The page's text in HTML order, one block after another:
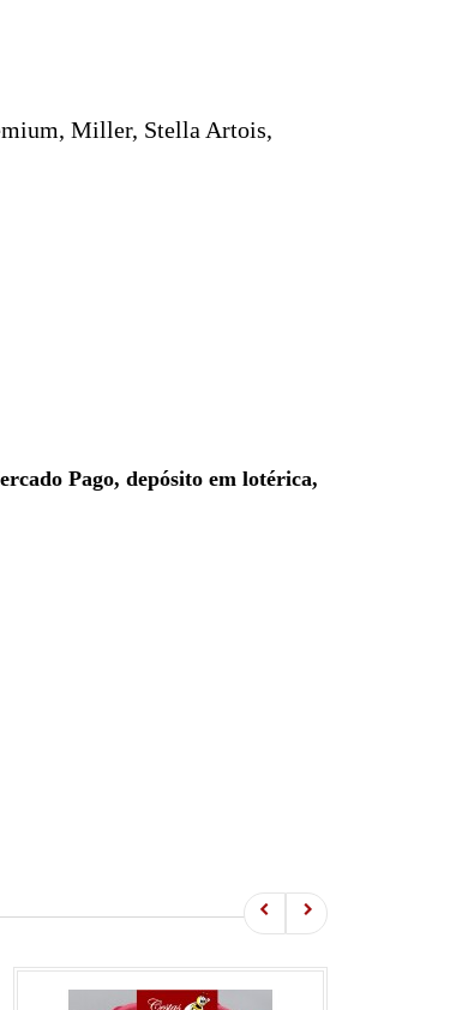
Miller, Stella Artois,
Pago, depósito em lotérica,